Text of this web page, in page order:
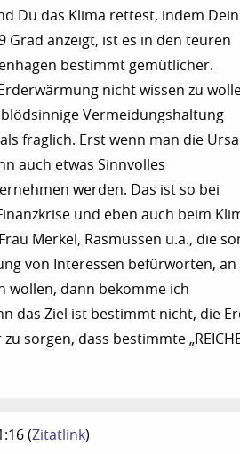
Du das Klima rettest, indem
Grad anzeigt, ist es in den teuren
bestimmt gemütlicher.
nicht wissen zu
Vermeidungshaltung
fraglich. Erst wenn man die
auch etwas Sinnvolles
werden. Das ist so bei
und eben auch beim
Merkel, Rasmussen u.a., die
von Interessen befürworten,
wollen, dann bekomme ich
das Ziel ist bestimmt nicht, die
sorgen, dass bestimmte
(Zitatlink)